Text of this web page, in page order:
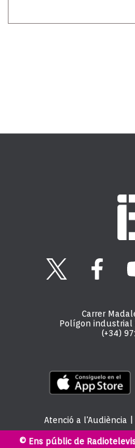
Carrer
Polígon industrial
(+34)
Atenció a l'Audiència
© Ens públic de